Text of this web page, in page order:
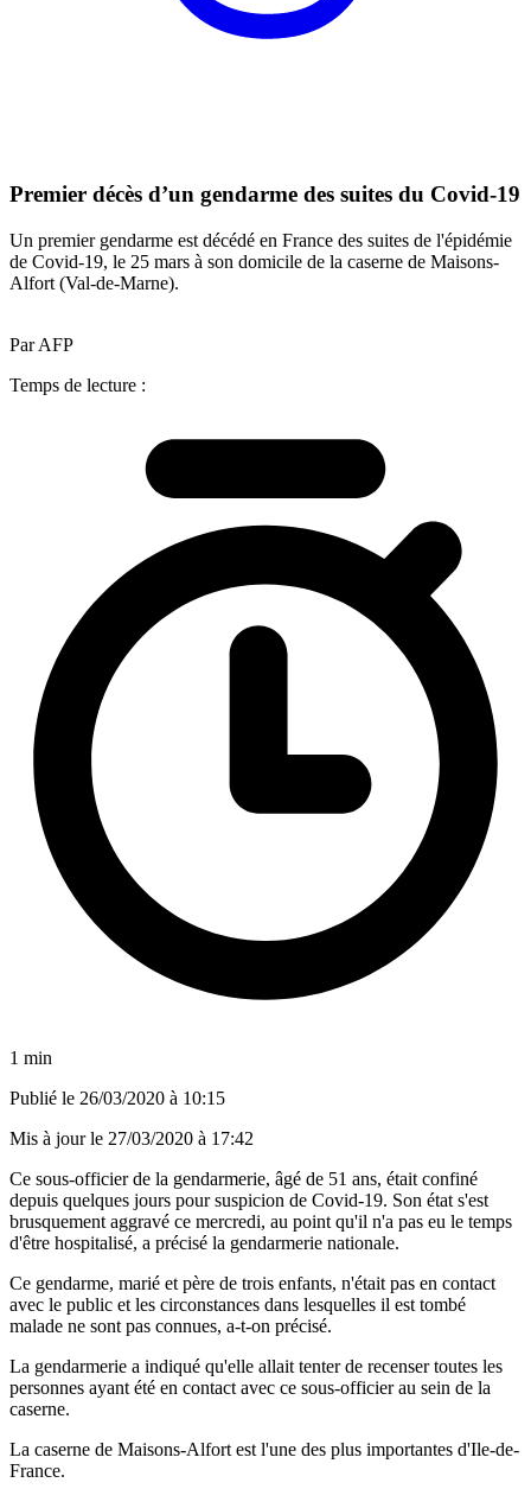
Premier décès d’un gendarme des suites du Covid-19
Un premier gendarme est décédé en France des suites de l'épidémie
de Covid-19, le 25 mars à son domicile de la caserne de Maisons-
Alfort (Val-de-Marne).
Par AFP
Temps de lecture :
1 min
Publié le 26/03/2020 à 10:15
Mis à jour le 27/03/2020 à 17:42
Ce sous-officier de la gendarmerie, âgé de 51 ans, était confiné
depuis quelques jours pour suspicion de Covid-19. Son état s'est
brusquement aggravé ce mercredi, au point qu'il n'a pas eu le temps
d'être hospitalisé, a précisé la gendarmerie nationale.
Ce gendarme, marié et père de trois enfants, n'était pas en contact
avec le public et les circonstances dans lesquelles il est tombé
malade ne sont pas connues, a-t-on précisé.
La gendarmerie a indiqué qu'elle allait tenter de recenser toutes les
personnes ayant été en contact avec ce sous-officier au sein de la
caserne.
La caserne de Maisons-Alfort est l'une des plus importantes d'Ile-de-
France.